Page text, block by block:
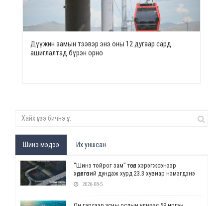
Дүүжин замын тээвэр энэ оны 12 дугаар сард
ашиглалтад бүрэн орно
Шинэ мэдээ Их уншсан
“Шинэ тойрог зам” төсөл хэрэгжсэнээр
хөдөлгөөний дундаж хурд 23.3 хувиар нэмэгдэнэ
2026-08-5